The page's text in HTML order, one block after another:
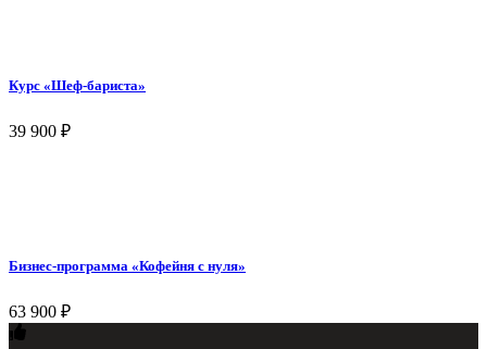
Курс «Шеф-бариста»
39 900 ₽
Бизнес-программа «Кофейня с нуля»
63 900 ₽